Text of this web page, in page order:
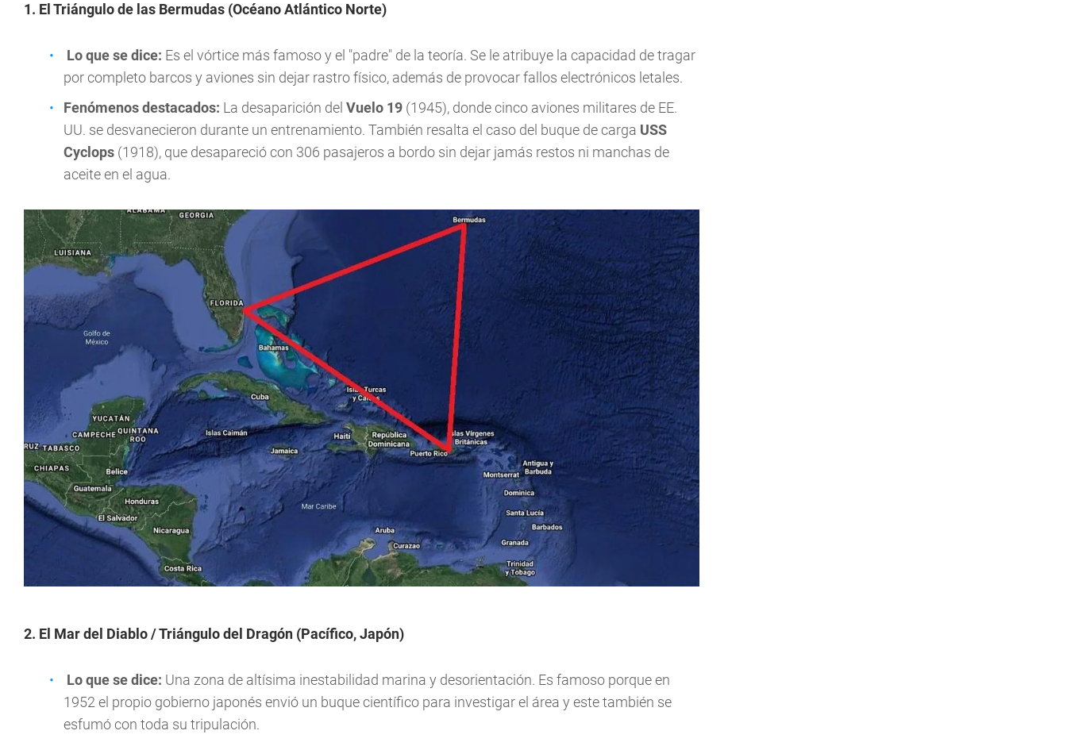
1. El Triángulo de las Bermudas (Océano Atlántico Norte)
Lo que se dice: Es el vórtice más famoso y el "padre" de la teoría. Se le atribuye la capacidad de tragar
por completo barcos y aviones sin dejar rastro físico, además de provocar fallos electrónicos letales.
Fenómenos destacados: La desaparición del Vuelo 19 (1945), donde cinco aviones militares de EE.
UU. se desvanecieron durante un entrenamiento. También resalta el caso del buque de carga USS
Cyclops (1918), que desapareció con 306 pasajeros a bordo sin dejar jamás restos ni manchas de
aceite en el agua.
2. El Mar del Diablo / Triángulo del Dragón (Pacífico, Japón)
Lo que se dice: Una zona de altísima inestabilidad marina y desorientación. Es famoso porque en
1952 el propio gobierno japonés envió un buque científico para investigar el área y este también se
esfumó con toda su tripulación.